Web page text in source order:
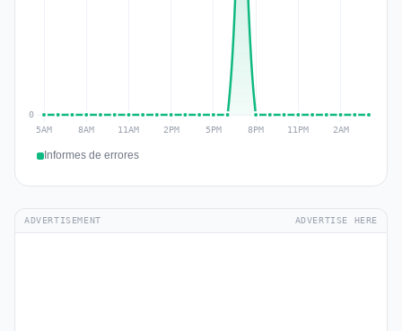
Informes de errores
ADVERTISEMENT ADVERTISE HERE